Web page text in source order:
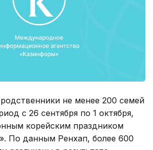
не менее 200 семей
с 26 сентября по 1 октября,
корейским праздником
По данным Ренхап, более 600